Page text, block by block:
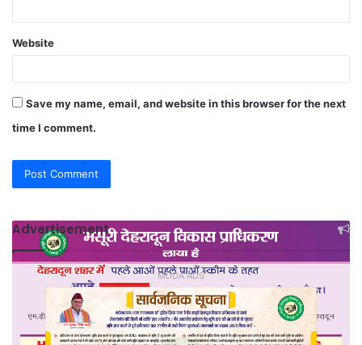
Website
Save my name, email, and website in this browser for the next
time I comment.
Advertisement
MDDA ADS